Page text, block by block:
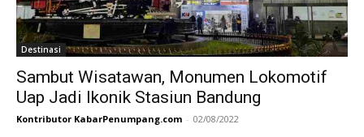
Destinasi
Sambut Wisatawan, Monumen Lokomotif
Uap Jadi Ikonik Stasiun Bandung
Kontributor KabarPenumpang.com - 02/08/2022